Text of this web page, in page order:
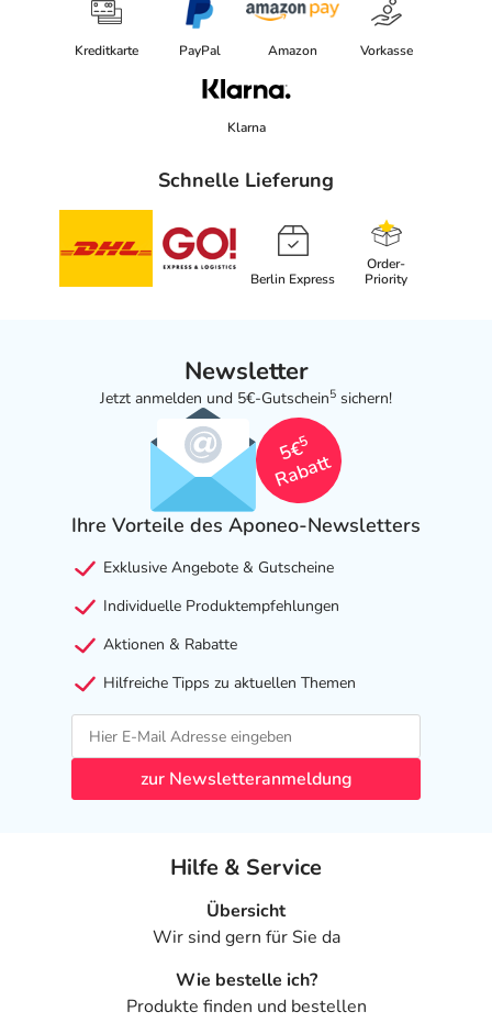
Kreditkarte PayPal Amazon Vorkasse
Klarna
Schnelle Lieferung
Berlin Express
Order-
Priority
Newsletter
Jetzt anmelden und 5€-Gutschein5 sichern!
5€
5
Rabatt
Ihre Vorteile des Aponeo-Newsletters
Exklusive Angebote & Gutscheine
Individuelle Produktempfehlungen
Aktionen & Rabatte
Hilfreiche Tipps zu aktuellen Themen
zur Newsletteranmeldung
Hilfe & Service
Übersicht
Wir sind gern für Sie da
Wie bestelle ich?
Produkte finden und bestellen